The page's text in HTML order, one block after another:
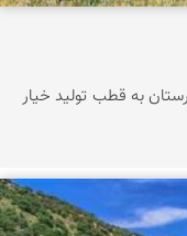
شهر یا روستای ونایی از توابع بروجرد استان لرستان به قطب تولید خیار